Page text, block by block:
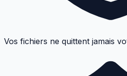
Vos fichiers ne quittent jamais